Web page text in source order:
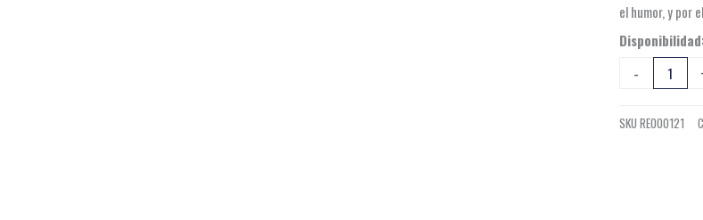
el humor, y por
-
LA
CONCIENCIA
CONTADA
UN
SKU RE000121